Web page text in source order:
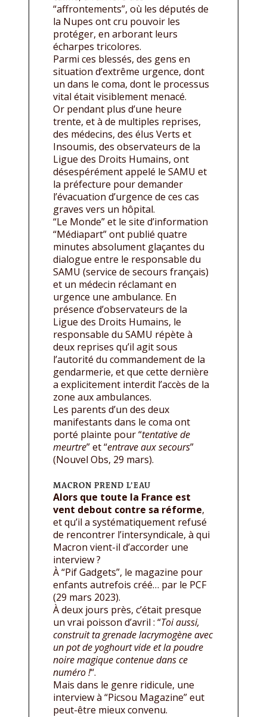
“affrontements”, où les députés de
la Nupes ont cru pouvoir les
protéger, en arborant leurs
écharpes tricolores.
Parmi ces blessés, des gens en
situation d’extrême urgence, dont
un dans le coma, dont le processus
vital était visiblement menacé.
Or pendant plus d’une heure
trente, et à de multiples reprises,
des médecins, des élus Verts et
Insoumis, des observateurs de la
Ligue des Droits Humains, ont
désespérément appelé le SAMU et
la préfecture pour demander
l’évacuation d’urgence de ces cas
graves vers un hôpital.
“Le Monde” et le site d’information
“Médiapart” ont publié quatre
minutes absolument glaçantes du
dialogue entre le responsable du
SAMU (service de secours français)
et un médecin réclamant en
urgence une ambulance. En
présence d’observateurs de la
Ligue des Droits Humains, le
responsable du SAMU répète à
deux reprises qu’il agit sous
l’autorité du commandement de la
gendarmerie, et que cette dernière
a explicitement interdit l’accès de la
zone aux ambulances.
Les parents d’un des deux
manifestants dans le coma ont
porté plainte pour “tentative de
meurtre” et “entrave aux secours”
(Nouvel Obs, 29 mars).
MACRON PREND L’EAU
Alors que toute la France est
vent debout contre sa réforme,
et qu’il a systématiquement refusé
de rencontrer l’intersyndicale, à qui
Macron vient-il d’accorder une
interview ?
À “Pif Gadgets”, le magazine pour
enfants autrefois créé… par le PCF
(29 mars 2023).
À deux jours près, c’était presque
un vrai poisson d’avril : “Toi aussi,
construit ta grenade lacrymogène avec
un pot de yoghourt vide et la poudre
noire magique contenue dans ce
numéro !“.
Mais dans le genre ridicule, une
interview à “Picsou Magazine” eut
peut-être mieux convenu.